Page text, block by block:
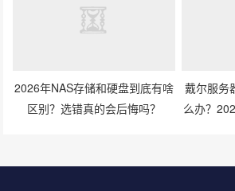
2026年NAS存储和硬盘到底有啥
区别？选错真的会后悔吗？
戴尔服务
么办？